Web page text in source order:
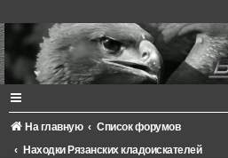
На главную
Список форумов
Находки Рязанских кладоискателей